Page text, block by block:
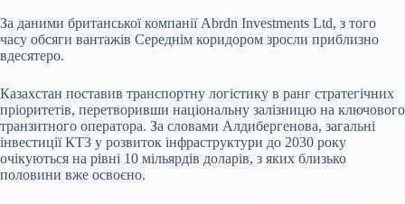
За даними британської компанії Abrdn Investments Ltd, з того
часу обсяги вантажів Середнім коридором зросли приблизно
вдесятеро.
Казахстан поставив транспортну логістику в ранг стратегічних
пріоритетів, перетворивши національну залізницю на ключового
транзитного оператора. За словами Алдибергенова, загальні
інвестиції КТЗ у розвиток інфраструктури до 2030 року
очікуються на рівні 10 мільярдів доларів, з яких близько
половини вже освоєно.